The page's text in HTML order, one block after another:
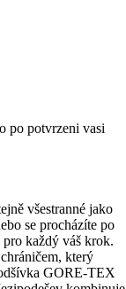
po potvrzeni vasi
všestranné jako
se procházíte po
každý váš krok.
který
GORE-TEX